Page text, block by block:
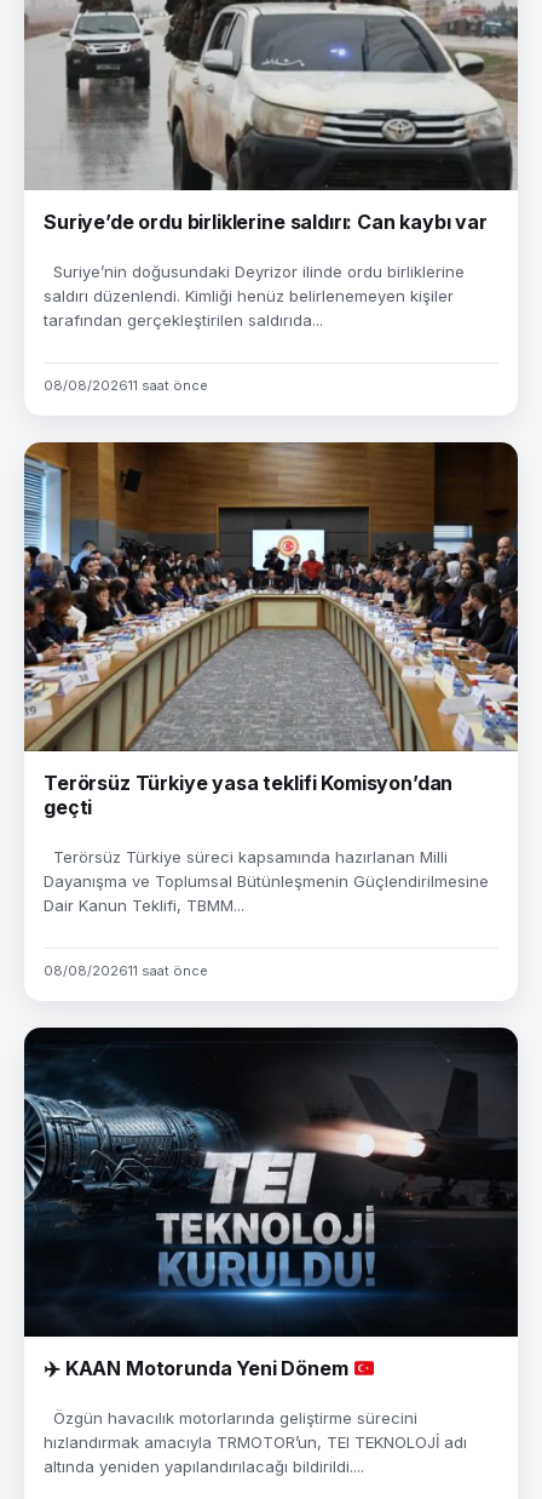
Suriye’de ordu birliklerine saldırı: Can kaybı var
Suriye’nin doğusundaki Deyrizor ilinde ordu birliklerine
saldırı düzenlendi. Kimliği henüz belirlenemeyen kişiler
tarafından gerçekleştirilen saldırıda...
08/08/202611 saat önce
Terörsüz Türkiye yasa teklifi Komisyon’dan
geçti
Terörsüz Türkiye süreci kapsamında hazırlanan Milli
Dayanışma ve Toplumsal Bütünleşmenin Güçlendirilmesine
Dair Kanun Teklifi, TBMM...
08/08/202611 saat önce
✈️KAAN Motorunda Yeni Dönem
Özgün havacılık motorlarında geliştirme sürecini
hızlandırmak amacıyla TRMOTOR’un, TEI TEKNOLOJİ adı
altında yeniden yapılandırılacağı bildirildi....